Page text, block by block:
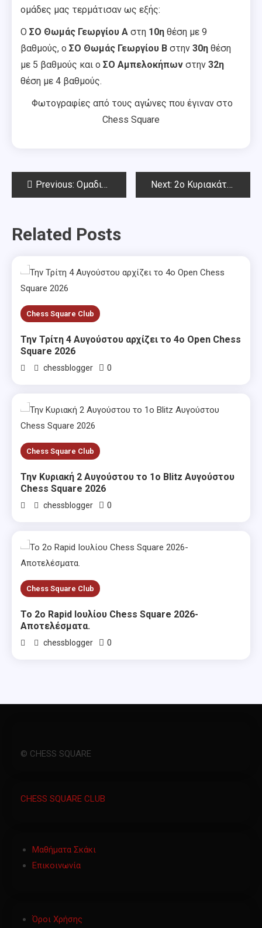
ομάδες μας τερμάτισαν ως εξής:
Ο ΣΟ Θωμάς Γεωργίου Α στη 10η θέση με 9
βαθμούς, ο ΣΟ Θωμάς Γεωργίου Β στην 30η θέση
με 5 βαθμούς και ο ΣΟ Αμπελοκήπων στην 32η
θέση με 4 βαθμούς.
Φωτογραφίες από τους αγώνες που έγιναν στο
Chess Square
PostPrevious: Ομαδικοί αγώνες Αττικής 5.3.2017 Next: 2ο Κυριακάτικο Τουρνουά Chess Square για παίκτες με διεθνές έλο κάτω από 1900
Related Posts
Chess Square Club
Την Τρίτη 4 Αυγούστου αρχίζει το 4ο Open Chess
Square 2026
chessblogger 0
Chess Square Club
Την Κυριακή 2 Αυγούστου το 1ο Blitz Αυγούστου
Chess Square 2026
chessblogger 0
Chess Square Club
Το 2ο Rapid Ιουλίου Chess Square 2026-
Αποτελέσματα.
chessblogger 0
© CHESS SQUARE
CHESS SQUARE CLUB
Μαθήματα Σκάκι
Επικοινωνία
Όροι Χρήσης